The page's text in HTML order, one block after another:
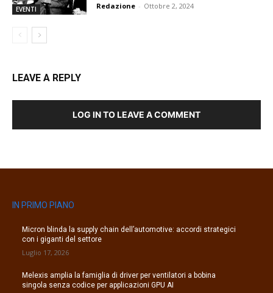
EVENTI Redazione - Ottobre 2, 2024
LEAVE A REPLY
LOG IN TO LEAVE A COMMENT
IN PRIMO PIANO
Micron blinda la supply chain dell’automotive: accordi strategici
con i giganti del settore
Luglio 17, 2026
Melexis amplia la famiglia di driver per ventilatori a bobina
singola senza codice per applicazioni GPU AI